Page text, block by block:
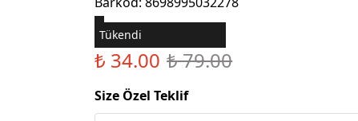
Tükendi
₺ 34.00 ₺ 79.00
Size Özel Teklif